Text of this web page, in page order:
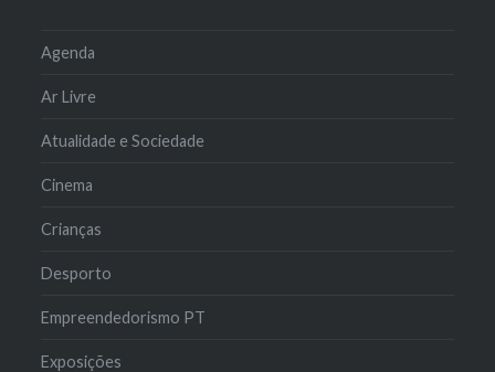
Agenda
Ar Livre
Atualidade e Sociedade
Cinema
Crianças
Desporto
Empreendedorismo PT
Exposições